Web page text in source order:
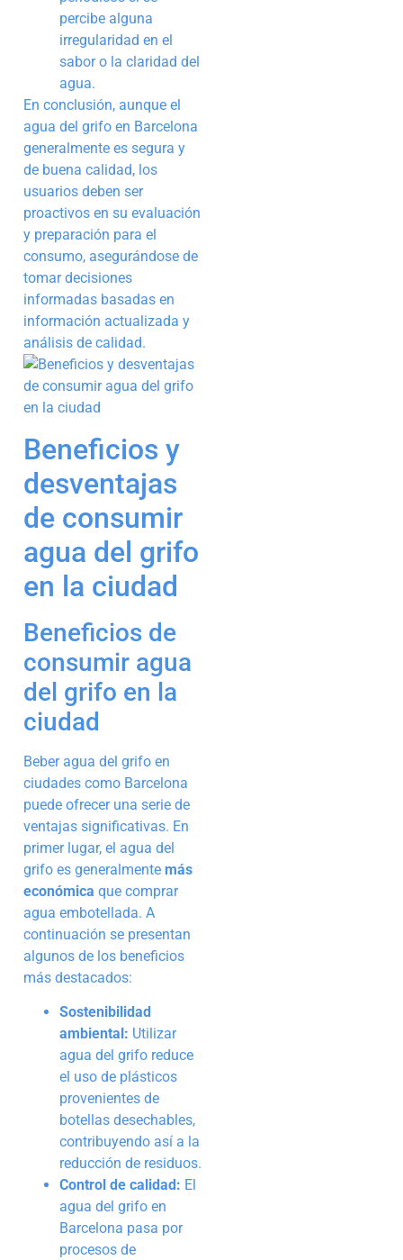
percibe alguna
irregularidad en el
sabor o la claridad del
agua.
En conclusión, aunque el
agua del grifo en Barcelona
generalmente es segura y
de buena calidad, los
usuarios deben ser
proactivos en su evaluación
y preparación para el
consumo, asegurándose de
tomar decisiones
informadas basadas en
información actualizada y
análisis de calidad.
Beneficios y
desventajas
de consumir
agua del grifo
en la ciudad
Beneficios de
consumir agua
del grifo en la
ciudad
Beber agua del grifo en
ciudades como Barcelona
puede ofrecer una serie de
ventajas significativas. En
primer lugar, el agua del
grifo es generalmente más
económica que comprar
agua embotellada. A
continuación se presentan
algunos de los beneficios
más destacados:
Sostenibilidad
ambiental: Utilizar
agua del grifo reduce
el uso de plásticos
provenientes de
botellas desechables,
contribuyendo así a la
reducción de residuos.
Control de calidad: El
agua del grifo en
Barcelona pasa por
procesos de